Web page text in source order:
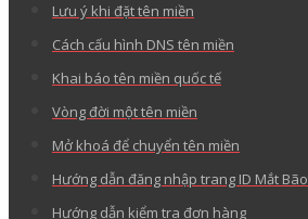
Lưu ý khi đặt tên miền
Cách cấu hình DNS tên miền
Khai báo tên miền quốc tế
Vòng đời một tên miền
Mở khoá để chuyển tên miền
Hướng dẫn đăng nhập trang ID Mắt Bão
Hướng dẫn kiểm tra đơn hàng